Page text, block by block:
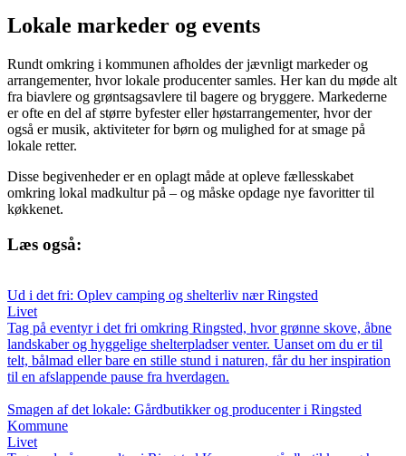
Lokale markeder og events
Rundt omkring i kommunen afholdes der jævnligt markeder og
arrangementer, hvor lokale producenter samles. Her kan du møde alt
fra biavlere og grøntsagsavlere til bagere og bryggere. Markederne
er ofte en del af større byfester eller høstarrangementer, hvor der
også er musik, aktiviteter for børn og mulighed for at smage på
lokale retter.
Disse begivenheder er en oplagt måde at opleve fællesskabet
omkring lokal madkultur på – og måske opdage nye favoritter til
køkkenet.
Læs også:
Ud i det fri: Oplev camping og shelterliv nær Ringsted
Livet
Tag på eventyr i det fri omkring Ringsted, hvor grønne skove, åbne
landskaber og hyggelige shelterpladser venter. Uanset om du er til
telt, bålmad eller bare en stille stund i naturen, får du her inspiration
til en afslappende pause fra hverdagen.
Smagen af det lokale: Gårdbutikker og producenter i Ringsted
Kommune
Livet